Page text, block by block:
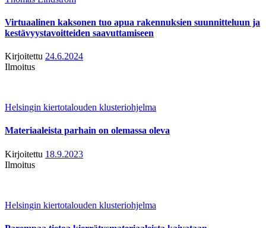
Virtuaalinen kaksonen tuo apua rakennuksien suunnitteluun ja
kestävyystavoitteiden saavuttamiseen
Kirjoitettu 24.6.2024
Ilmoitus
Helsingin kiertotalouden klusteriohjelma
Materiaaleista parhain on olemassa oleva
Kirjoitettu 18.9.2023
Ilmoitus
Helsingin kiertotalouden klusteriohjelma